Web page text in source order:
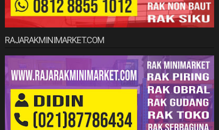
RAJARAKMINIMARKET.COM